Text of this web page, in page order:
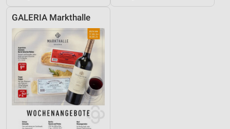
GALERIA Markthalle